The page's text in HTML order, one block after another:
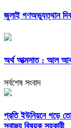
জুলাই গণঅভ্যুত্থান
অর্থ আত্মসাত : আল
সর্বশেষ সংবাদ
প্রতি ইউনিয়নে গড়ে